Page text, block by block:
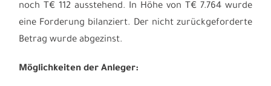
noch T€ 112 ausstehend. In Höhe von T€ 7.764 wurde
eine Forderung bilanziert. Der nicht zurückgeforderte
Betrag wurde abgezinst.
Möglichkeiten der Anleger: